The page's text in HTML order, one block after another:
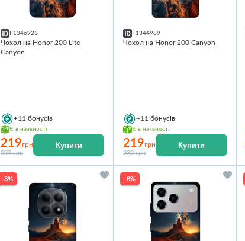
F1346923
Чохол на Honor 200 Lite
Canyon
+11 бонусів
Є в наявності
219грн
239 грн
Купити
F1344989
Чохол на Honor 200 Canyon
+11 бонусів
Є в наявності
219грн
239 грн
Купити
-8% -8%